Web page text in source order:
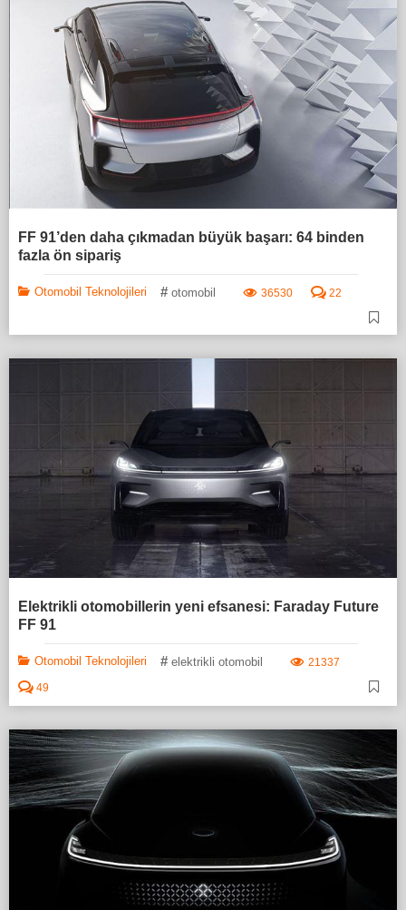
FF 91’den daha çıkmadan büyük başarı: 64 binden
fazla ön sipariş
Otomobil Teknolojileri # otomobil 36530 22
Elektrikli otomobillerin yeni efsanesi: Faraday Future
FF 91
Otomobil Teknolojileri # elektrikli otomobil
21337
49